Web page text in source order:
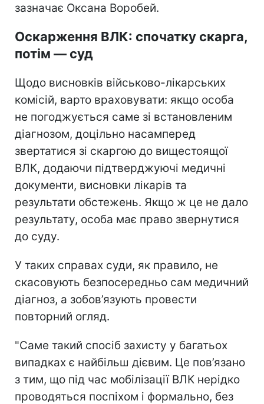
зазначає Оксана Воробей.
Оскарження ВЛК: спочатку скарга,
потім — суд
Щодо висновків військово-лікарських
комісій, варто враховувати: якщо особа
не погоджується саме зі встановленим
діагнозом, доцільно насамперед
звертатися зі скаргою до вищестоящої
ВЛК, додаючи підтверджуючі медичні
документи, висновки лікарів та
результати обстежень. Якщо ж це не дало
результату, особа має право звернутися
до суду.
У таких справах суди, як правило, не
скасовують безпосередньо сам медичний
діагноз, а зобов’язують провести
повторний огляд.
"Саме такий спосіб захисту у багатьох
випадках є найбільш дієвим. Це пов’язано
з тим, що під час мобілізації ВЛК нерідко
проводяться поспіхом і формально, без